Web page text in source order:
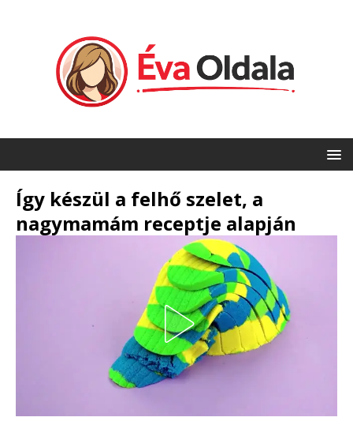
Így készül a felhő szelet, a
nagymamám receptje alapján